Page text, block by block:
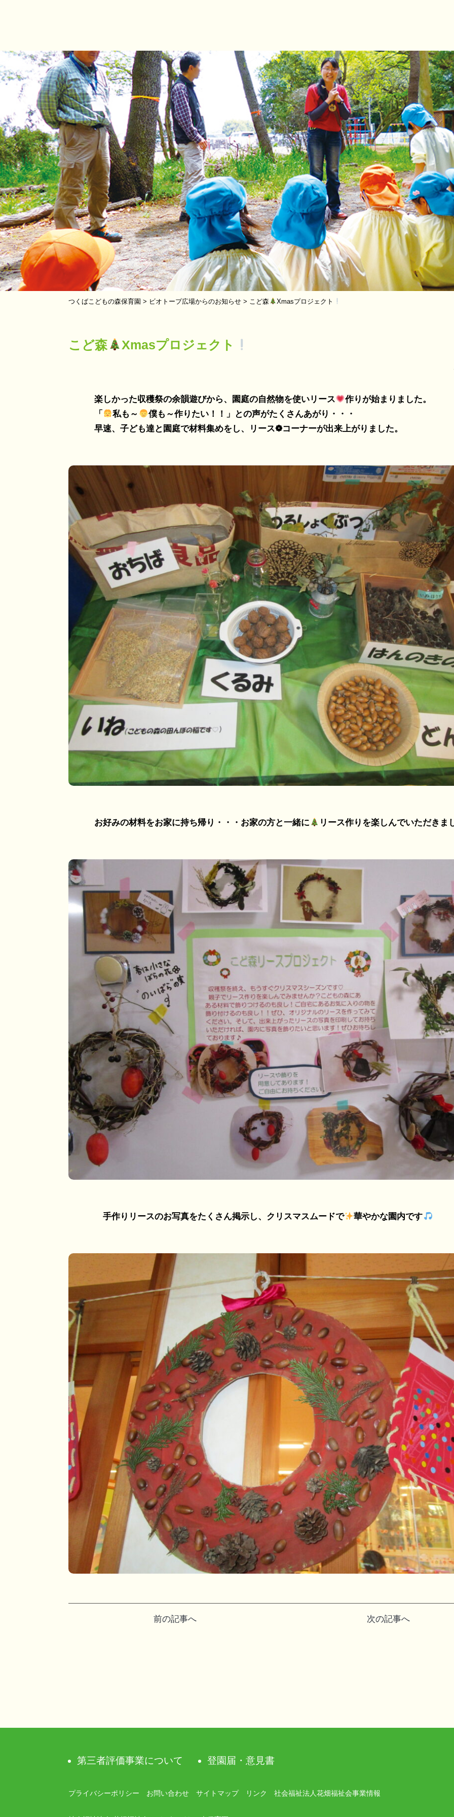
つくばこどもの森保育園 > ビオトープ広場からのお知らせ > こど森 Xmasプロジェクト
こど森 Xmasプロジェクト
楽しかった収穫祭の余韻遊びから、園庭の自然物を使いリース
作りが始まりました。
「
私も～
僕も～作りたい！！」との声がたくさんあがり・・・
早速、子ども達と園庭で材料集めをし、リース❁コーナーが出来上がりました。
お好みの材料をお家に持ち帰り・・・お家の方と一緒に リース作りを楽しんでいただきま
手作りリースのお写真をたくさん掲示し、クリスマスムードで 華やかな園内です
ョ
ン
前の記事へ 次の記事へ
第三者評価事業について 登園届・意見書
プライバシーポリシー お問い合わせ サイトマップ リンク 社会福祉法人花畑福祉会事業情報